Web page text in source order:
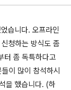
습니다. 오프라인
청하는 방식도 좀
터 좀 독특하다고
이 많이 참석하시
을 했습니다. (하